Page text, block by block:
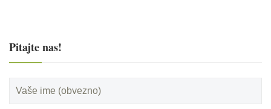
Pitajte nas!